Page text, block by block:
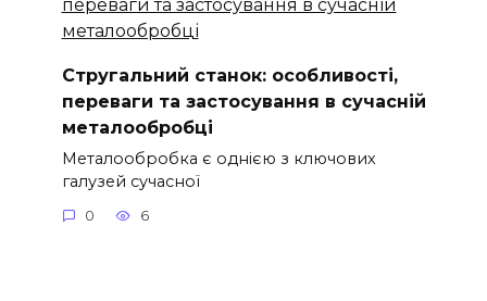
Стругальний станок: особливості,
переваги та застосування в сучасній
металообробці
Металообробка є однією з ключових
галузей сучасної
0 6